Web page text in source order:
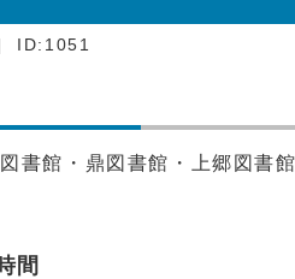
ID:1051
書館・鼎図書館・上郷図書
間